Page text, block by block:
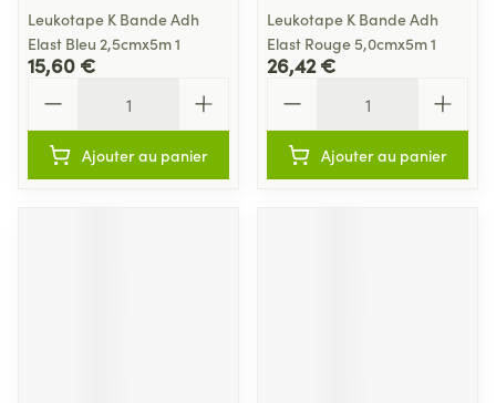
Leukotape K Bande Adh
Elast Bleu 2,5cmx5m 1
15,60 €
Ajouter au panier
Leukotape K Bande Adh
Elast Rouge 5,0cmx5m 1
26,42 €
Ajouter au panier